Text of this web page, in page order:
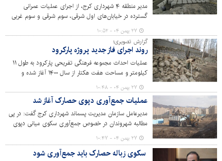
مدیر منطقه ۴ شهرداری کرج، از اجرای عملیات عمرانی
گسترده در خیابان‌های اول شرقی، سوم شرقی و سوم غربی
خبر داد و گفت: پاسخگویی مؤثر به درخواست‌های شهروندان،
محور اصلی تعامل مدیریت شهری با مردم است.
۲۷ بهمن ۰۴ - ۱۰:۵۲
گزارش تصویری؛
روند اجرای فاز جدید پروژه پارکرود
عملیات احداث مجموعه فرهنگی تفریحی پارکرود به طول ۱۱
کیلومتر و مساحت هفت هکتار از سال ۱۴۰۰ آغاز شده و
تاکنون سه فاز آن به بهره‌بهرداری رسیده است. احداث این
پروژه در سه فاز دیگر همچنان ادامه دارد.
۲۷ بهمن ۰۴ - ۱۰:۴۸
عملیات جمع‌آوری دپوی حصارک آغاز شد
مدیرعامل سازمان مدیریت پسماند شهرداری کرج گفت: در پی
مطالبه شهروندان در خصوص جمع‌آوری سکوی میانی دپوی
حصارک در بلوار ناصربخت، عملیات جمع‌آوری این محل آغاز
شد.
۲۷ بهمن ۰۴ - ۱۰:۴۷
سکوی زباله حصارک باید جمع‌آوری شود